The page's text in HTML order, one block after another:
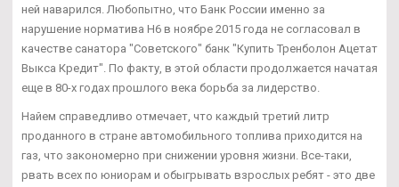
ней наварился. Любопытно, что Банк России именно за
нарушение норматива Н6 в ноябре 2015 года не согласовал в
качестве санатора "Советского" банк "Купить Тренболон Ацетат
Выкса Кредит". По факту, в этой области продолжается начатая
еще в 80-х годах прошлого века борьба за лидерство.
Найем справедливо отмечает, что каждый третий литр
проданного в стране автомобильного топлива приходится на
газ, что закономерно при снижении уровня жизни. Все-таки,
рвать всех по юниорам и обыгрывать взрослых ребят - это две